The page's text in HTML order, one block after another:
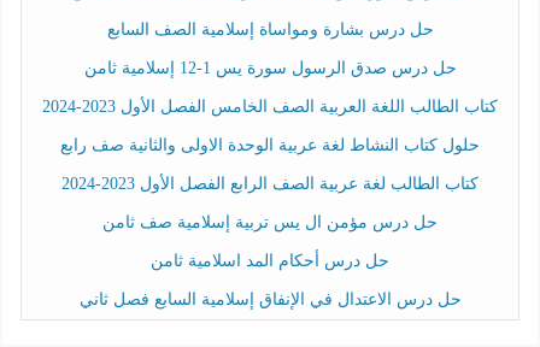
حل درس بشارة ومواساة إسلامية الصف السابع
حل درس صدق الرسول سورة يس 1-12 إسلامية ثامن
كتاب الطالب اللغة العربية الصف الخامس الفصل الأول 2023-2024
حلول كتاب النشاط لغة عربية الوحدة الاولى والثانية صف رابع
كتاب الطالب لغة عربية الصف الرابع الفصل الأول 2023-2024
حل درس مؤمن ال يس تربية إسلامية صف ثامن
حل درس أحكام المد اسلامية ثامن
حل درس الاعتدال في الإنفاق إسلامية السابع فصل ثاني